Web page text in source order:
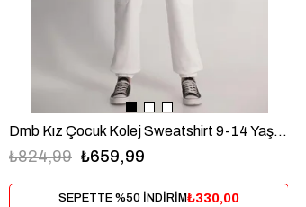
Dmb Kız Çocuk Kolej Sweatshirt 9-14 Yaş Siyah
₺659,99
₺824,99
SEPETTE %50 İNDİRİM₺330,00